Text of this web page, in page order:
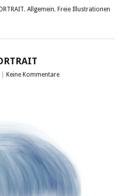
, Allgemein, Freie Illustrationen
Keine Kommentare